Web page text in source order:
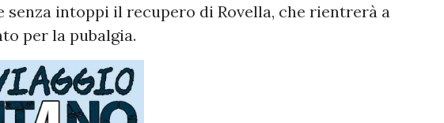
senza intoppi il recupero di Rovella, che rientrerà a
per la pubalgia.